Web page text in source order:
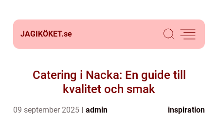
JAGIKÖKET.se
Catering i Nacka: En guide till
kvalitet och smak
09 september 2025 admin inspiration